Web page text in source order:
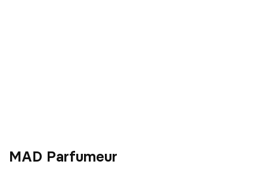
MAD Parfumeur